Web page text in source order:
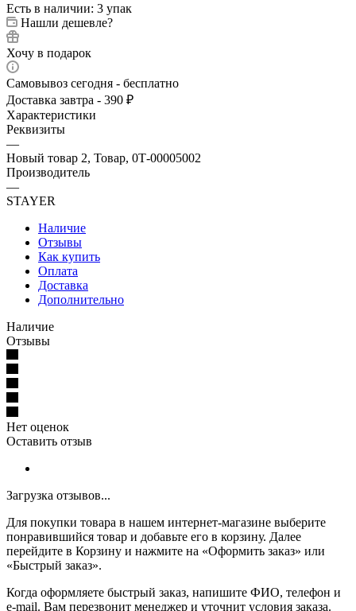
Есть в наличии: 3 упак
Нашли дешевле?
Хочу в подарок
Самовывоз сегодня - бесплатно
Доставка завтра - 390 ₽
Характеристики
Реквизиты
—
Новый товар 2, Товар, 0Т-00005002
Производитель
—
STAYER
Наличие
Отзывы
Как купить
Оплата
Доставка
Дополнительно
Наличие
Отзывы
Нет оценок
Оставить отзыв
Загрузка отзывов...
Для покупки товара в нашем интернет-магазине выберите
понравившийся товар и добавьте его в корзину. Далее
перейдите в Корзину и нажмите на «Оформить заказ» или
«Быстрый заказ».
Когда оформляете быстрый заказ, напишите ФИО, телефон и
e-mail. Вам перезвонит менеджер и уточнит условия заказа.